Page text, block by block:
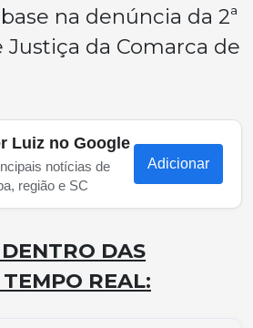
na denúncia da 2ª
da Comarca de
Luiz no Google
notícias de
região e SC
Adicionar
DAS
REAL: